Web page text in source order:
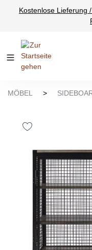
springen
Kostenlose Lieferung
MÖBEL >